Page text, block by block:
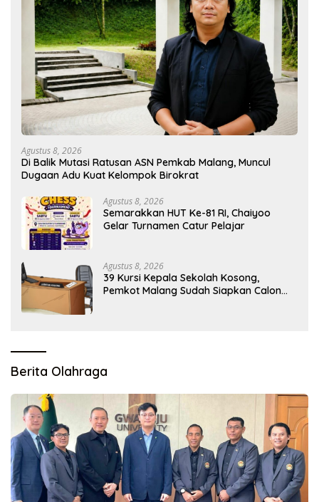
Agustus 8, 2026
Di Balik Mutasi Ratusan ASN Pemkab Malang, Muncul
Dugaan Adu Kuat Kelompok Birokrat
Agustus 8, 2026
Semarakkan HUT Ke-81 RI, Chaiyoo
Gelar Turnamen Catur Pelajar
Agustus 8, 2026
39 Kursi Kepala Sekolah Kosong,
Pemkot Malang Sudah Siapkan Calon
Berita Olahraga